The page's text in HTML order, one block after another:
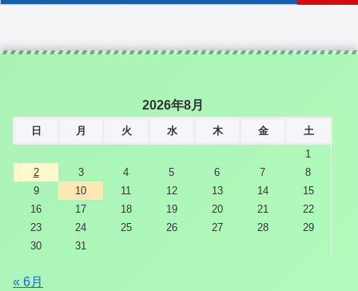
2026年8月
日 月 火 水 木 金
土
1
2
3 4 5 6 7
8
9
10 11 12 13 14
15
16
17 18 19 20 21
22
23
24 25 26 27 28
29
30
31
« 6月